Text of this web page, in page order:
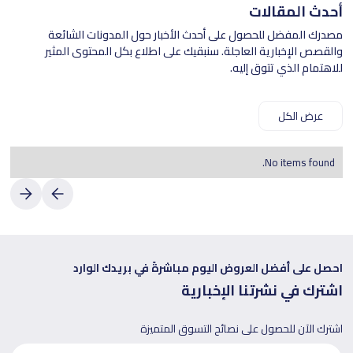
أحدث المقالات
مصدرك المفضل للحصول على أحدث الأخبار حول المدونات الشائعة
والقصص الإخبارية العاجلة. سنبقيك على اطلاع بكل المحتوى المثير
للاهتمام الذي تتوق إليه.
عرض الكل
No items found.
احصل على أفضل العروض اليوم مباشرةً في بريدك الوارد
اشترك في نشرتنا الإخبارية
اشترك الآن للحصول على نصائح التسوق المتميزة